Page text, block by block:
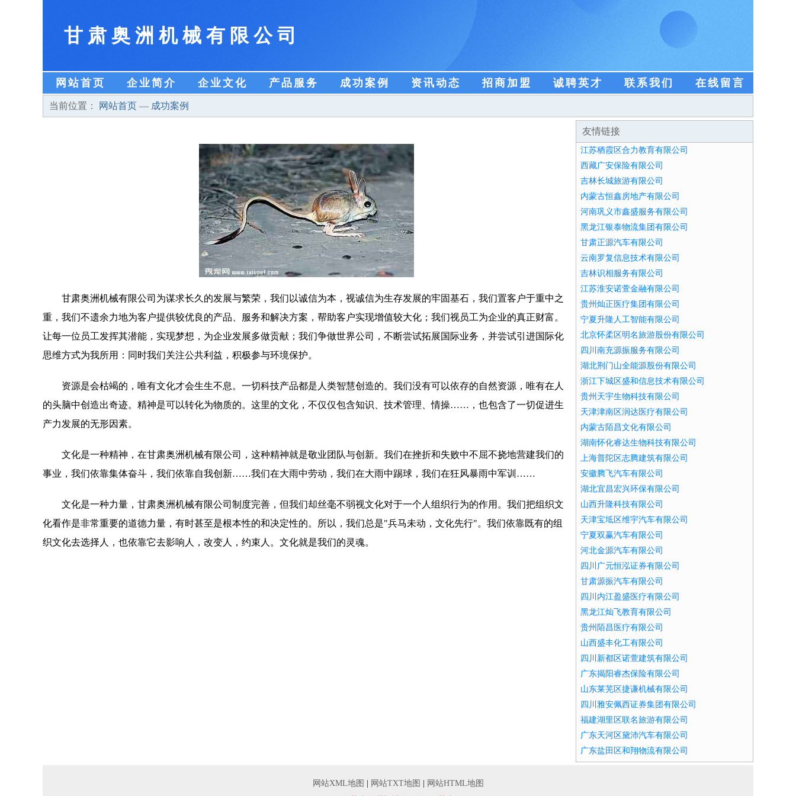
甘肃奥洲机械有限公司
网站首页 企业简介 企业文化 产品服务 成功案例 资讯动态 招商加盟 诚聘英才 联系我们 在线留言
当前位置： 网站首页 — 成功案例
甘肃奥洲机械有限公司为谋求长久的发展与繁荣，我们以诚信为本，视诚信为生存发展的牢固基石，我们置客户于重中之
重，我们不遗余力地为客户提供较优良的产品、服务和解决方案，帮助客户实现增值较大化；我们视员工为企业的真正财富。
让每一位员工发挥其潜能，实现梦想，为企业发展多做贡献；我们争做世界公司，不断尝试拓展国际业务，并尝试引进国际化
思维方式为我所用：同时我们关注公共利益，积极参与环境保护。
资源是会枯竭的，唯有文化才会生生不息。一切科技产品都是人类智慧创造的。我们没有可以依存的自然资源，唯有在人
的头脑中创造出奇迹。精神是可以转化为物质的。这里的文化，不仅仅包含知识、技术管理、情操……，也包含了一切促进生
产力发展的无形因素。
文化是一种精神，在甘肃奥洲机械有限公司，这种精神就是敬业团队与创新。我们在挫折和失败中不屈不挠地营建我们的
事业，我们依靠集体奋斗，我们依靠自我创新……我们在大雨中劳动，我们在大雨中踢球，我们在狂风暴雨中军训……
文化是一种力量，甘肃奥洲机械有限公司制度完善，但我们却丝毫不弱视文化对于一个人组织行为的作用。我们把组织文
化看作是非常重要的道德力量，有时甚至是根本性的和决定性的。所以，我们总是"兵马未动，文化先行"。我们依靠既有的组
织文化去选择人，也依靠它去影响人，改变人，约束人。文化就是我们的灵魂。
友情链接
江苏栖霞区合力教育有限公司
西藏广安保险有限公司
吉林长城旅游有限公司
内蒙古恒鑫房地产有限公司
河南巩义市鑫盛服务有限公司
黑龙江银泰物流集团有限公司
甘肃正源汽车有限公司
云南罗复信息技术有限公司
吉林识相服务有限公司
江苏淮安诺萱金融有限公司
贵州灿正医疗集团有限公司
宁夏升隆人工智能有限公司
北京怀柔区明名旅游股份有限公司
四川南充源振服务有限公司
湖北荆门山全能源股份有限公司
浙江下城区盛和信息技术有限公司
贵州天宇生物科技有限公司
天津津南区润达医疗有限公司
内蒙古陌昌文化有限公司
湖南怀化睿达生物科技有限公司
上海普陀区志腾建筑有限公司
安徽腾飞汽车有限公司
湖北宜昌宏兴环保有限公司
山西升隆科技有限公司
天津宝坻区维宇汽车有限公司
宁夏双赢汽车有限公司
河北金源汽车有限公司
四川广元恒泓证券有限公司
甘肃源振汽车有限公司
四川内江盈盛医疗有限公司
黑龙江灿飞教育有限公司
贵州陌昌医疗有限公司
山西盛丰化工有限公司
四川新都区诺萱建筑有限公司
广东揭阳睿杰保险有限公司
山东莱芜区捷谦机械有限公司
四川雅安佩西证券集团有限公司
福建湖里区联名旅游有限公司
广东天河区黛沛汽车有限公司
广东盐田区和翔物流有限公司
网站XML地图 网站TXT地图
网站HTML地图